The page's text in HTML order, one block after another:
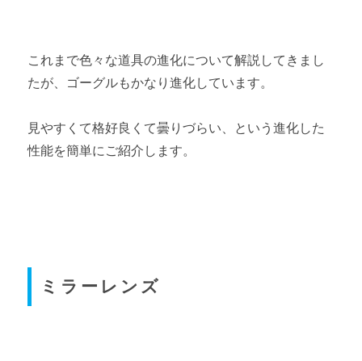
これまで色々な道具の進化について解説してきまし
たが、ゴーグルもかなり進化しています。
見やすくて格好良くて曇りづらい、という進化した
性能を簡単にご紹介します。
ミラーレンズ